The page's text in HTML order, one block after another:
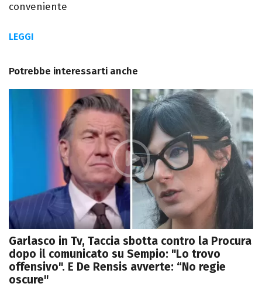
conveniente
LEGGI
Potrebbe interessarti anche
Garlasco in Tv, Taccia sbotta contro la Procura
dopo il comunicato su Sempio: "Lo trovo
offensivo". E De Rensis avverte: “No regie
oscure"